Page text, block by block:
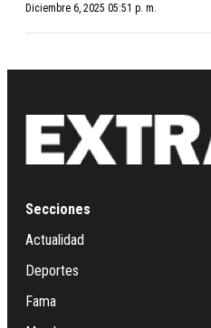
Diciembre 6, 2025 05:51 p. m.
Secciones
Actualidad
Deportes
Fama